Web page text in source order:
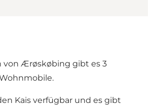
von Ærøskøbing gibt es 3
Kais verfügbar und es gibt